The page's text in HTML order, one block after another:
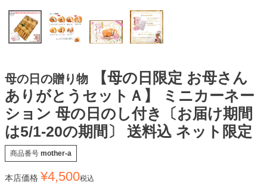
母の日の贈り物
【母の日限定 お母さん
ありがとうセットＡ】 ミニカーネー
ション 母の日のし付き〔お届け期間
は5/1-20の期間〕 送料込 ネット限定
商品番号 mother-a
本店価格 ¥4,500税込